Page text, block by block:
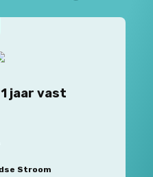
jaar vast
Stroom